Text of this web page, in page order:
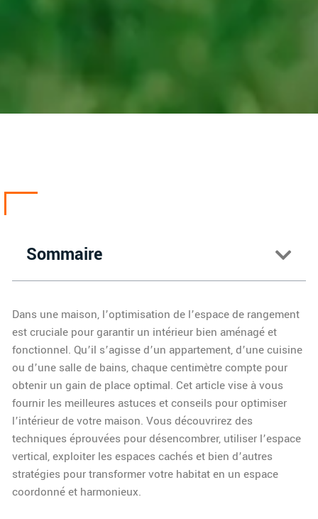
Sommaire
Dans une maison, l’optimisation de l’espace de rangement
est cruciale pour garantir un intérieur bien aménagé et
fonctionnel. Qu’il s’agisse d’un appartement, d’une cuisine
ou d’une salle de bains, chaque centimètre compte pour
obtenir un gain de place optimal. Cet article vise à vous
fournir les meilleures astuces et conseils pour optimiser
l’intérieur de votre maison. Vous découvrirez des
techniques éprouvées pour désencombrer, utiliser l’espace
vertical, exploiter les espaces cachés et bien d’autres
stratégies pour transformer votre habitat en un espace
coordonné et harmonieux.